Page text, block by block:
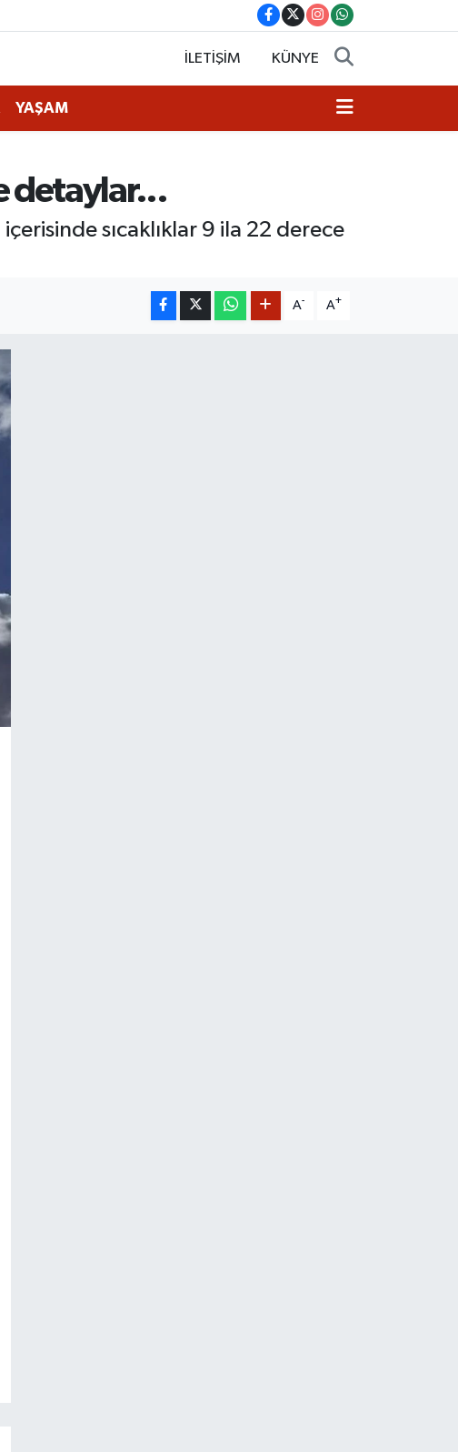
İLETİŞİM KÜNYE
YAŞAM
detaylar...
sıcaklıklar 9 ila 22 derece
A- A+